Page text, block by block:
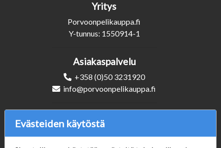
Yritys
Porvoonpelikauppa.fi
Y-tunnus: 1550914-1
Asiakaspalvelu
+358 (0)50 3231920
info@porvoonpelikauppa.fi
Evästeiden käytöstä